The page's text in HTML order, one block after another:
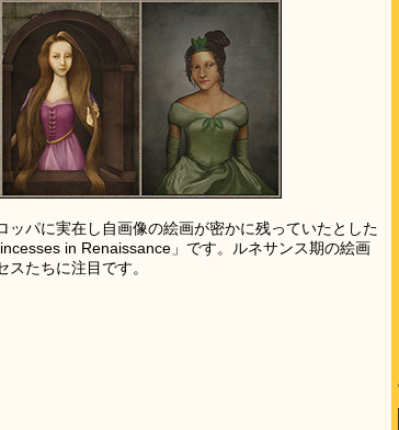
パに実在し自画像の絵画が密かに残っていたとした
in Renaissance」です。ルネサンス期の絵画
たちに注目です。